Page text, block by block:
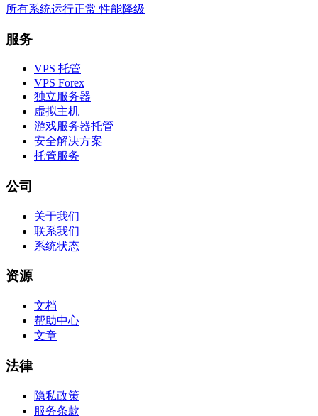
所有系统运行正常 性能降级
服务
VPS 托管
VPS Forex
独立服务器
虚拟主机
游戏服务器托管
安全解决方案
托管服务
公司
关于我们
联系我们
系统状态
资源
文档
帮助中心
文章
法律
隐私政策
服务条款